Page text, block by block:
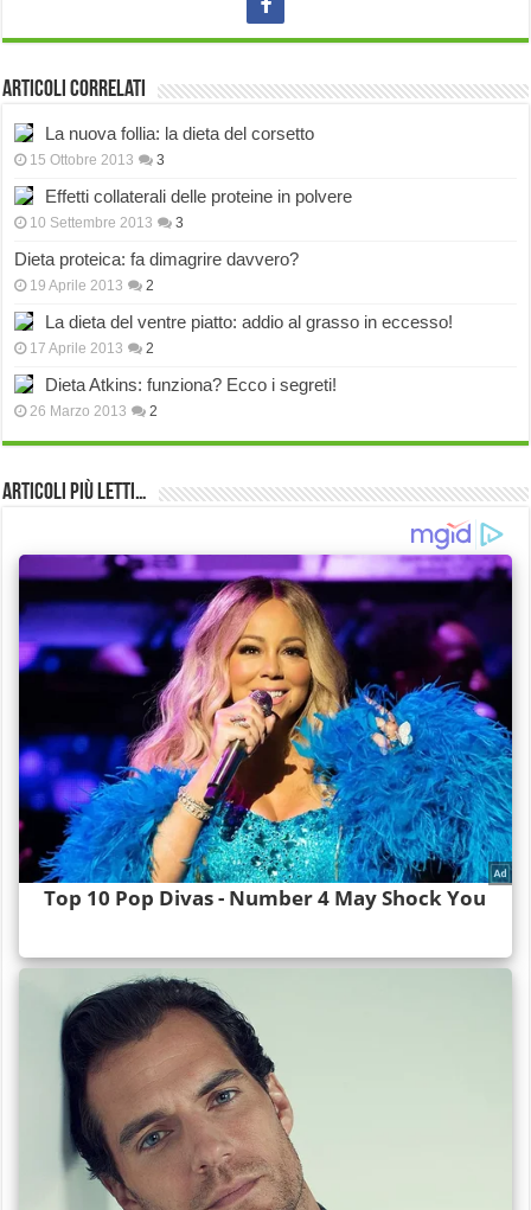
Articoli correlati
La nuova follia: la dieta del corsetto
15 Ottobre 2013 3
Effetti collaterali delle proteine in polvere
10 Settembre 2013 3
Dieta proteica: fa dimagrire davvero?
19 Aprile 2013 2
La dieta del ventre piatto: addio al grasso in eccesso!
17 Aprile 2013 2
Dieta Atkins: funziona? Ecco i segreti!
26 Marzo 2013 2
Articoli più Letti…